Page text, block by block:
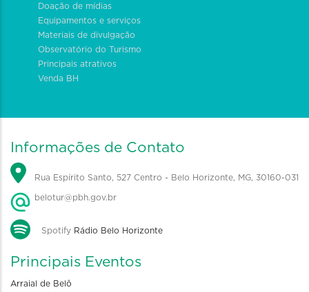
Doação de mídias
Equipamentos e serviços
Materiais de divulgação
Observatório do Turismo
Principais atrativos
Venda BH
Informações de Contato
Rua Espírito Santo, 527 Centro - Belo Horizonte, MG, 30160-031
belotur@pbh.gov.br
Spotify Rádio Belo Horizonte
Principais Eventos
Arraial de Belô